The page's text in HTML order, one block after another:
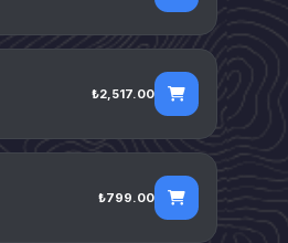
₺2,517.00
₺799.00